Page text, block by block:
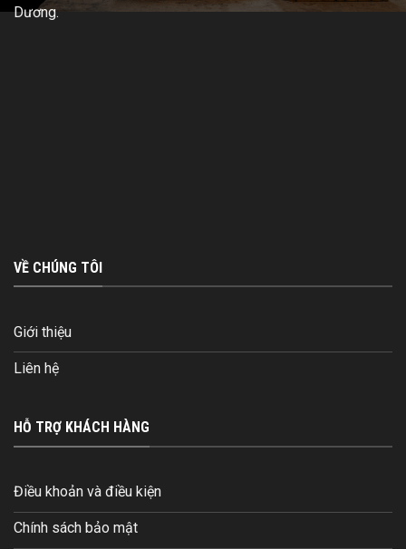
Dương.
VỀ CHÚNG TÔI
Giới thiệu
Liên hệ
HỖ TRỢ KHÁCH HÀNG
Điều khoản và điều kiện
Chính sách bảo mật